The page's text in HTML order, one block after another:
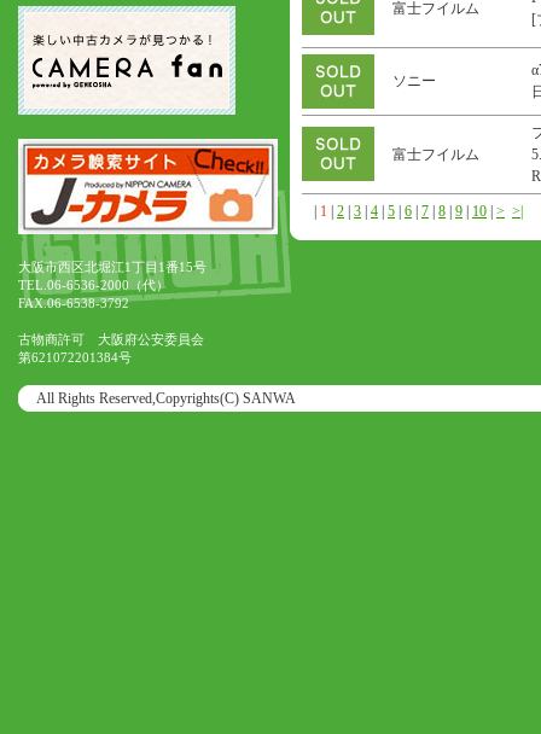
富士フイルム
[
ソニー
富士フイルム
1 2 3 4 5 6 7 8 9 10 > >|
大阪市西区北堀江1丁目1番15号
TEL.06-6536-2000（代）
FAX.06-6538-3792
古物商許可 大阪府公安委員会
第621072201384号
All Rights Reserved,Copyrights(C) SANWA